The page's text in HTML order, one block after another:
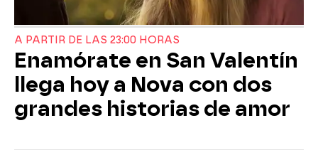
A PARTIR DE LAS 23:00 HORAS
Enamórate en San Valentín
llega hoy a Nova con dos
grandes historias de amor